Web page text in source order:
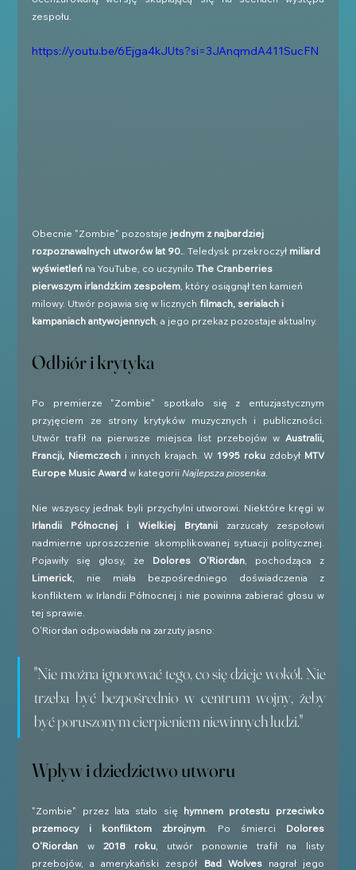
zespołu.
https://youtu.be/6Ejga4kJUts?si=3JAnqmdA411SucFN
Obecnie "Zombie" pozostaje jednym z najbardziej
rozpoznawalnych utworów lat 90. . Teledysk przekroczył miliard
wyświetleń na YouTube, co uczyniło The Cranberries
pierwszym irlandzkim zespołem , który osiągnął ten kamień
milowy. Utwór pojawia się w licznych filmach, serialach i
kampaniach antywojennych , a jego przekaz pozostaje aktualny.
Odbiór i krytyka
Po premierze "Zombie" spotkało się z entuzjastycznym
przyjęciem ze strony krytyków muzycznych i publiczności.
Utwór trafił na pierwsze miejsca list przebojów w Australii,
Francji, Niemczech i innych krajach. W 1995 roku zdobył MTV
Europe Music Award w kategorii Najlepsza piosenka
Nie wszyscy jednak byli przychylni utworowi. Niektóre kręgi w
Irlandii Północnej i Wielkiej Brytanii zarzucały zespołowi
nadmierne uproszczenie skomplikowanej sytuacji politycznej.
Pojawiły się głosy, że Dolores O'Riordan
, pochodząca z
Limerick , nie miała bezpośredniego doświadczenia z
konfliktem w Irlandii Północnej i nie powinna zabierać głosu w
tej sprawie.
O'Riordan odpowiadała na zarzuty jasno:
"Nie można ignorować tego, co się dzieje wokół. Nie
trzeba być bezpośrednio w centrum wojny, żeby
być poruszonym cierpieniem niewinnych ludzi."
Wpływ i dziedzictwo utworu
"Zombie" przez lata stało się hymnem protestu przeciwko
przemocy i konfliktom zbrojnym . Po śmierci Dolores
O'Riordan w 2018 roku, utwór ponownie trafił na listy
przebojów, a amerykański zespół Bad Wolves nagrał jego